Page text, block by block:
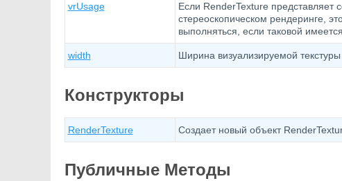
vrUsage
Если RenderTexture представляет
стереоскопическом рендеринге,
выполняться, если таковой имеется.
width Ширина визуализируемой текстуры
Конструкторы
RenderTexture Создает новый объект
Публичные Методы